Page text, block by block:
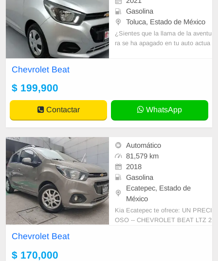
Gasolina
Toluca, Estado de México
¿Sientes que la llama de la aventu
ra se ha apagado en tu auto actua
Chevrolet Beat
$ 199,900
Contactar WhatsApp
Automático
81,579 km
2018
Gasolina
Ecatepec, Estado de
México
Kia Ecatepec te ofrece: UN PRECI
OSO -- CHEVROLET BEAT LTZ 2
Chevrolet Beat
$ 170,000